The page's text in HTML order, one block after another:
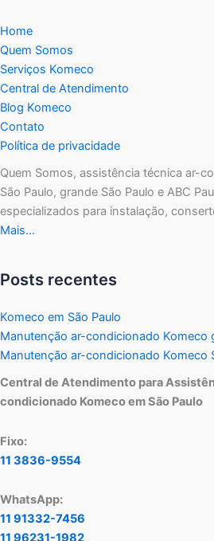
Home
Quem Somos
Serviços Komeco
Central de Atendimento
Blog Komeco
Contato
Política de privacidade
Quem Somos, assistência técnica ar-
São Paulo, grande São Paulo e ABC
especializados para instalação,
Mais…
Posts recentes
Komeco em São Paulo
Manutenção ar-condicionado Komeco
Manutenção ar-condicionado Komeco
Central de Atendimento para
condicionado Komeco em São Paulo
Fixo:
11 3836-9554
WhatsApp:
11 91332-7456